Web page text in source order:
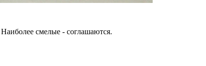
смелые - соглашаются.